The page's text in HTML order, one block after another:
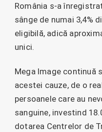
România s-a
sânge de numai 3,4%
eligibilă, adică
unici.
Mega Image continuă
acestei cauze, de o
persoanele care au
sanguine, investind
dotarea Centrelor de